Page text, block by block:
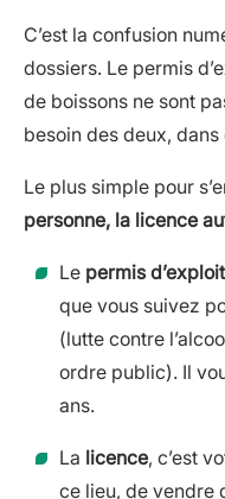
C’est la confusion
dossiers. Le permis
de boissons ne sont
besoin des deux, dans
Le plus simple pour
personne, la licence
Le permis
que vous suivez
(lutte contre
ordre public). Il
ans.
La licence, c’est
ce lieu, de vendre